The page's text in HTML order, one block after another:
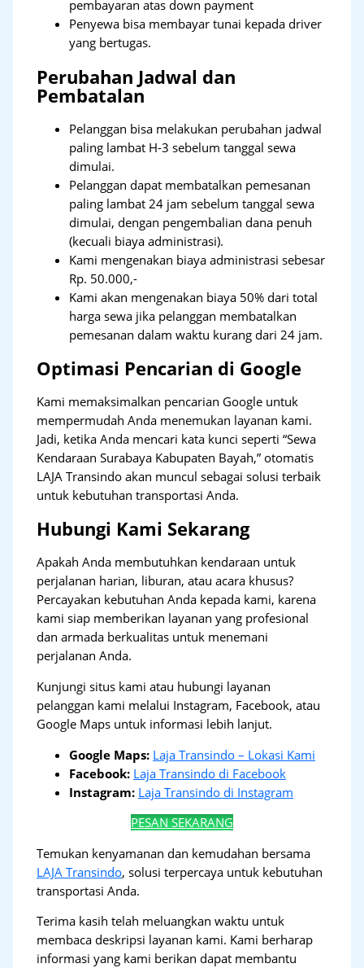
pembayaran atas down payment
Penyewa bisa membayar tunai kepada driver
yang bertugas.
Perubahan Jadwal dan
Pembatalan
Pelanggan bisa melakukan perubahan jadwal
paling lambat H-3 sebelum tanggal sewa
dimulai.
Pelanggan dapat membatalkan pemesanan
paling lambat 24 jam sebelum tanggal sewa
dimulai, dengan pengembalian dana penuh
(kecuali biaya administrasi).
Kami mengenakan biaya administrasi sebesar
Rp. 50.000,-
Kami akan mengenakan biaya 50% dari total
harga sewa jika pelanggan membatalkan
pemesanan dalam waktu kurang dari 24 jam.
Optimasi Pencarian di Google
Kami memaksimalkan pencarian Google untuk
mempermudah Anda menemukan layanan kami.
Jadi, ketika Anda mencari kata kunci seperti “Sewa
Kendaraan Surabaya Kabupaten Bayah,” otomatis
LAJA Transindo akan muncul sebagai solusi terbaik
untuk kebutuhan transportasi Anda.
Hubungi Kami Sekarang
Apakah Anda membutuhkan kendaraan untuk
perjalanan harian, liburan, atau acara khusus?
Percayakan kebutuhan Anda kepada kami, karena
kami siap memberikan layanan yang profesional
dan armada berkualitas untuk menemani
perjalanan Anda.
Kunjungi situs kami atau hubungi layanan
pelanggan kami melalui Instagram, Facebook, atau
Google Maps untuk informasi lebih lanjut.
Google Maps: Laja Transindo – Lokasi Kami
Facebook: Laja Transindo di Facebook
Instagram: Laja Transindo di Instagram
PESAN SEKARANG
Temukan kenyamanan dan kemudahan bersama
LAJA Transindo, solusi terpercaya untuk kebutuhan
transportasi Anda.
Terima kasih telah meluangkan waktu untuk
membaca deskripsi layanan kami. Kami berharap
informasi yang kami berikan dapat membantu